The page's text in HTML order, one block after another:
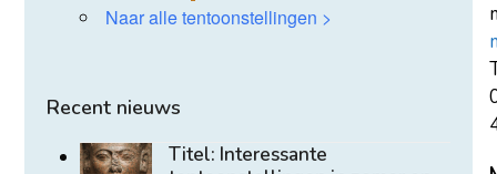
Naar alle tentoonstellingen >
Recent nieuws
Titel: Interessante